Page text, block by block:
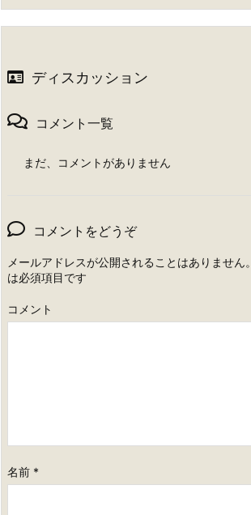
ディスカッション
コメント一覧
まだ、コメントがありません
コメントをどうぞ
メールアドレスが公開されることはありません。
は必須項目です
コメント
名前 *